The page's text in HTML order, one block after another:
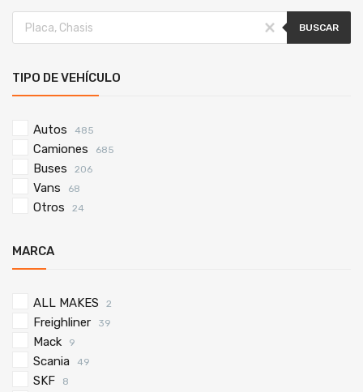
BUSCAR
TIPO DE VEHÍCULO
Autos 485
Camiones 685
Buses 206
Vans 68
Otros 24
MARCA
ALL MAKES 2
Freighliner 39
Mack 9
Scania 49
SKF 8